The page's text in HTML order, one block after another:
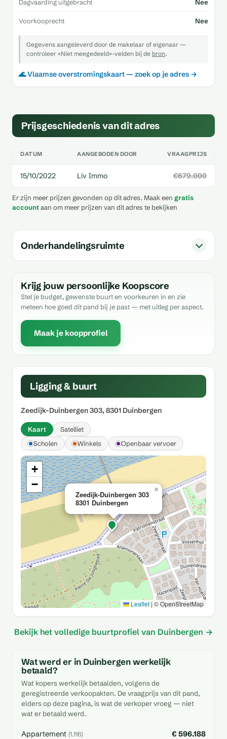
Dagvaarding uitgebracht Nee
Voorkooprecht Nee
Gegevens aangeleverd door de makelaar of eigenaar —
controleer «Niet meegedeeld»-velden bij de bron.
🌊 Vlaamse overstromingskaart — zoek op je adres →
Prijsgeschiedenis van dit adres
DATUM AANGEBODEN DOOR VRAAGPRIJS
15/10/2022 Liv Immo €679.000
Er zijn meer prijzen gevonden op dit adres. Maak een gratis
accountaan om meer prijzen van dit adres te bekijken
Onderhandelingsruimte
Krijg jouw persoonlijke Koopscore
Stel je budget, gewenste buurt en voorkeuren in en zie
meteen hoe goed dit pand bij je past — met uitleg per aspect.
Maak je koopprofiel
Ligging & buurt
Zeedijk-Duinbergen 303, 8301 Duinbergen
Kaart
Satelliet
Scholen
Winkels Openbaar vervoer
Zeedijk-Duinbergen 303
8301 Duinbergen
×
+
−
Leaflet |© OpenStreetMap
Bekijk het volledige buurtprofiel van Duinbergen →
Wat werd er in Duinbergen werkelijk
betaald?
Wat kopers werkelijk betaalden, volgens de
geregistreerde verkoopakten. De vraagprijs van dit pand,
elders op deze pagina, is wat de verkoper vroeg — niet
wat er betaald werd.
Appartement (1.116) € 596.188